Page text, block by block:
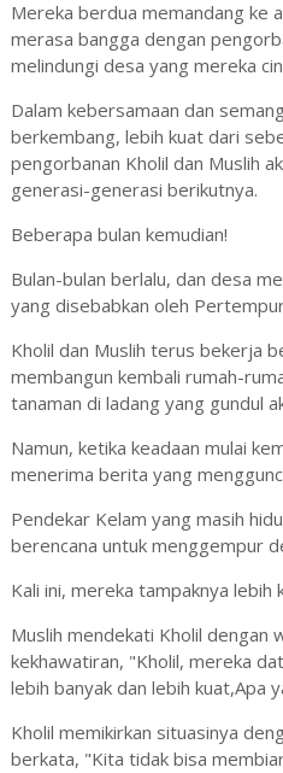
Mereka berdua memandang ke
merasa bangga dengan
melindungi desa yang mereka
Dalam kebersamaan dan
berkembang, lebih kuat dari
pengorbanan Kholil dan Muslih
generasi-generasi berikutnya.
Beberapa bulan kemudian!
Bulan-bulan berlalu, dan desa
yang disebabkan oleh
Kholil dan Muslih terus bekerja
membangun kembali rumah-
tanaman di ladang yang gundul
Namun, ketika keadaan mulai
menerima berita yang
Pendekar Kelam yang masih
berencana untuk menggempur
Kali ini, mereka tampaknya lebih
Muslih mendekati Kholil dengan
kekhawatiran, "Kholil, mereka
lebih banyak dan lebih kuat,Apa
Kholil memikirkan situasinya
berkata, "Kita tidak bisa